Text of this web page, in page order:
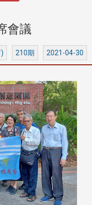
會議
210期 2021-04-30